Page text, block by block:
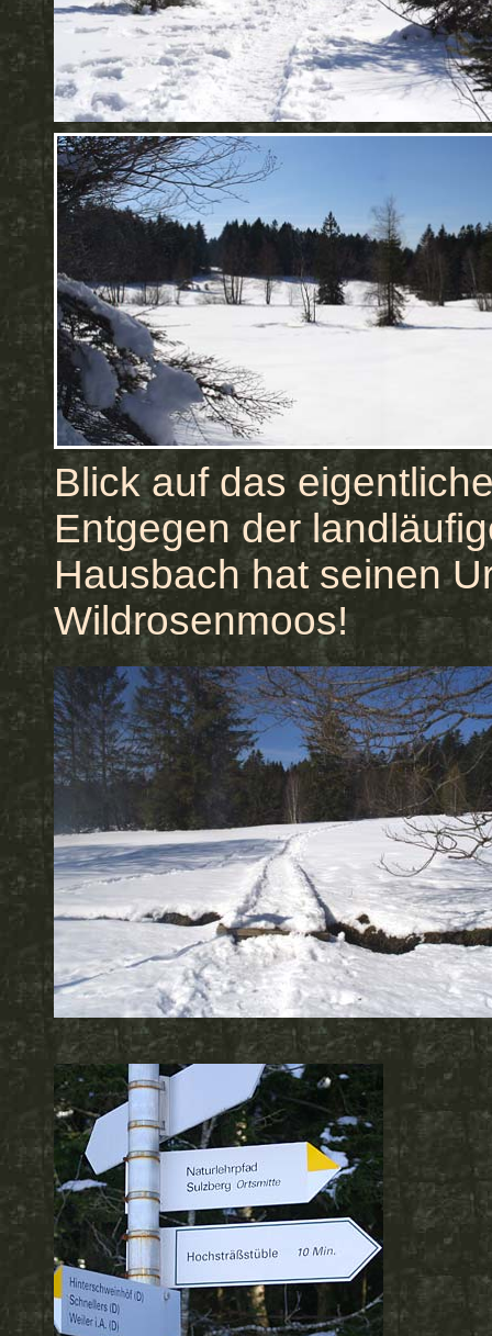
Blick auf das
Entgegen der
Hausbach hat seinen
Wildrosenmoos!